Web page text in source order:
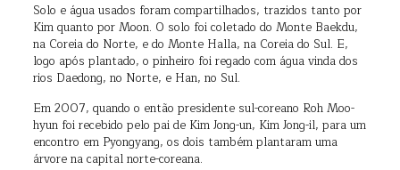
Solo e água usados foram compartilhados, trazidos tanto por
Kim quanto por Moon. O solo foi coletado do Monte Baekdu,
na Coreia do Norte, e do Monte Halla, na Coreia do Sul. E,
logo após plantado, o pinheiro foi regado com água vinda dos
rios Daedong, no Norte, e Han, no Sul.
Em 2007, quando o então presidente sul-coreano Roh Moo-
hyun foi recebido pelo pai de Kim Jong-un, Kim Jong-il, para um
encontro em Pyongyang, os dois também plantaram uma
árvore na capital norte-coreana.